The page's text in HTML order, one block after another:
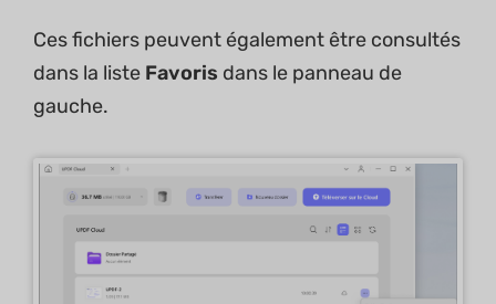
Ces fichiers peuvent également être consultés
dans la liste Favoris dans le panneau de
gauche.